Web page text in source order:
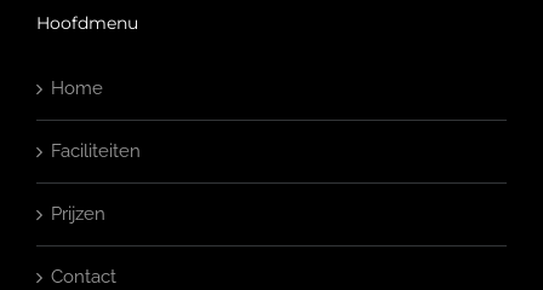
Hoofdmenu
Home
Faciliteiten
Prijzen
Contact